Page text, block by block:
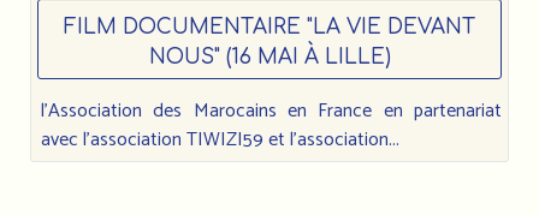
FILM DOCUMENTAIRE "LA VIE DEVANT
NOUS" (16 MAI À LILLE)
l'Association des Marocains en France en partenariat
avec l'association TIWIZI59 et l'association...